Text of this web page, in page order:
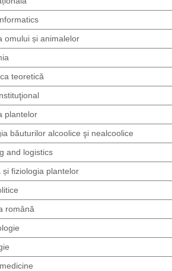
omului și animalelor
teoretică
plantelor
băuturilor alcoolice şi nealcoolice
and logistics
și fiziologia plantelor
română